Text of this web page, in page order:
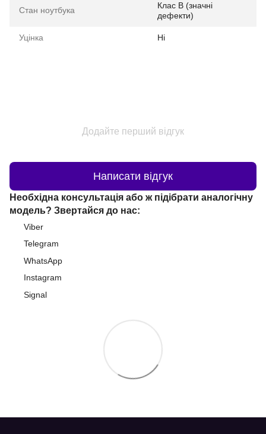
Стан ноутбука
Клас B (значні
дефекти)
Уцінка Ні
Додайте перший відгук
Написати відгук
Необхідна консультація або ж підібрати аналогічну
модель? Звертайся до нас:
Viber
Telegram
WhatsApp
Instagram
Signal